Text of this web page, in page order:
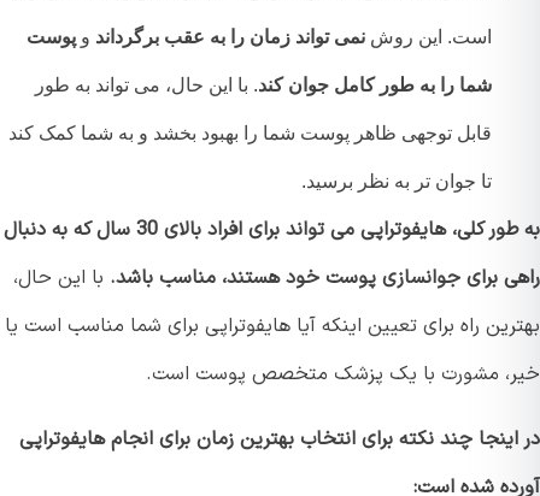
است. این روشنمی تواند زمان را به عقب برگرداندوپوست
شما را به طور کامل جوان کند. با این حال، می تواند به طور
قابل توجهی ظاهر پوست شما را بهبود بخشد و به شما کمک کند
تا جوان تر به نظر برسید.
به طور کلی، هایفوتراپی می تواند برای افراد بالای 30 سال که به دنبال
برای جوانسازی پوست خود هستند، مناسب باشد.با این حال،
راه برای تعیین اینکه آیا هایفوتراپی برای شما مناسب است یا
مشورت با یک پزشک متخصص پوست است.
چند نکته برای انتخاب بهترین زمان برای انجام هایفوتراپی
شده است: